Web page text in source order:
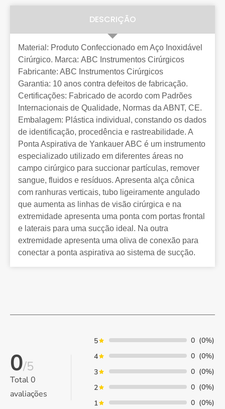
DESCRIÇÃO
Material: Produto Confeccionado em Aço Inoxidável
Cirúrgico. Marca: ABC Instrumentos Cirúrgicos
Fabricante: ABC Instrumentos Cirúrgicos
Garantia: 10 anos contra defeitos de fabricação.
Certificações: Fabricado de acordo com Padrões
Internacionais de Qualidade, Normas da ABNT, CE.
Embalagem: Plástica individual, constando os dados
de identificação, procedência e rastreabilidade. A
Ponta Aspirativa de Yankauer ABC é um instrumento
especializado utilizado em diferentes áreas no
campo cirúrgico para succionar partículas, remover
sangue, fluidos e resíduos. Apresenta alça cônica
com ranhuras verticais, tubo ligeiramente angulado
que aumenta as linhas de visão cirúrgica e na
extremidade apresenta uma ponta com portas frontal
e laterais para uma sucção ideal. Na outra
extremidade apresenta uma oliva de conexão para
conectar a ponta aspirativa ao sistema de sucção.
0/5
Total0
avaliações
5 0 (0%)
4
0 (0%)
3
0 (0%)
2
0 (0%)
1
0 (0%)